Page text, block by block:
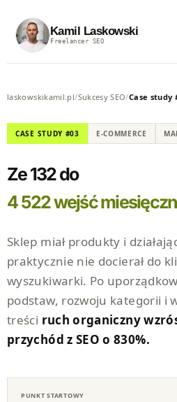
Kamil Laskowski
Freelancer SEO
laskowskikamil.pl/Sukcesy SEO/Case study
CASE STUDY #03 E-COMMERCE
Ze 132 do
4 522 wejść
Sklep miał produkty i
praktycznie nie docierał do
wyszukiwarki. Po
podstaw, rozwoju kategorii i
treści ruch organiczny
przychód z SEO o 830%.
PUNKT STARTOWY